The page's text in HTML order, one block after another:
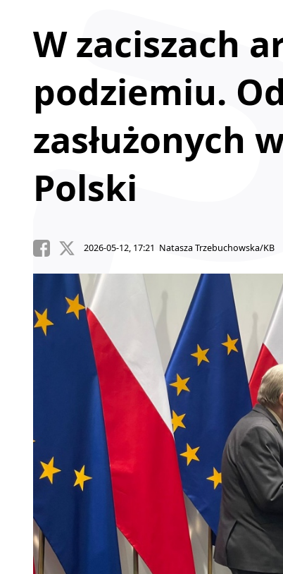
W zaciszach
podziemiu.
zasłużonych
Polski
2026-05-12, 17:21 Natasza Trzebuchowska/KB